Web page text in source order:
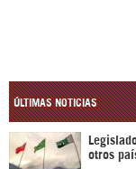
ÚLTIMAS NOTICIAS
otros